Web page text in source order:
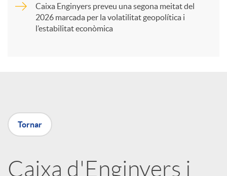
X
Caixa Enginyers preveu una segona meitat del
2026 marcada per la volatilitat geopolítica i
l’estabilitat econòmica
Tornar
Caixa d'Enginyers i